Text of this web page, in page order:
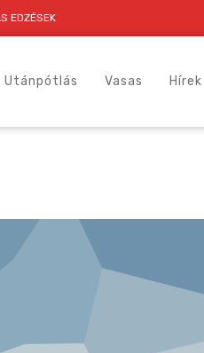
EDZÉSEK
Utánpótlás Vasas Hírek